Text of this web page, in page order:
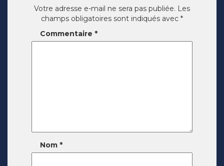
Votre adresse e-mail ne sera pas publiée. Les
champs obligatoires sont indiqués avec *
Commentaire *
Nom *